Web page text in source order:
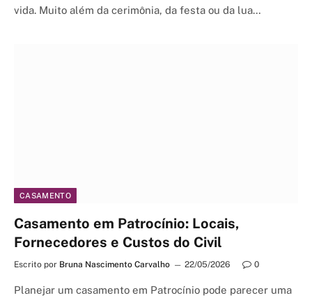
vida. Muito além da cerimônia, da festa ou da lua…
CASAMENTO
Casamento em Patrocínio: Locais,
Fornecedores e Custos do Civil
Escrito por Bruna Nascimento Carvalho 22/05/2026 0
Planejar um casamento em Patrocínio pode parecer uma